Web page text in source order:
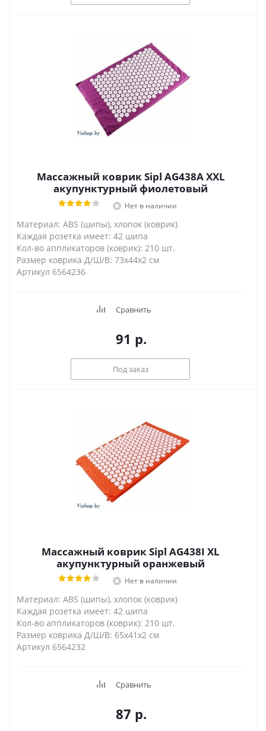
Массажный коврик Sipl AG438А XXL
акупунктурный фиолетовый
Нет в наличии
Материал: ABS (шипы), хлопок (коврик)
Каждая розетка имеет: 42 шипа
Кол-во аппликаторов (коврик): 210 шт.
Размер коврика Д/Ш/В: 73х44х2 см
Артикул 6564236
Сравнить
91 р.
Под заказ
Массажный коврик Sipl AG438I XL
акупунктурный оранжевый
Нет в наличии
Материал: ABS (шипы), хлопок (коврик)
Каждая розетка имеет: 42 шипа
Кол-во аппликаторов (коврик): 210 шт.
Размер коврика Д/Ш/В: 65х41х2 см
Артикул 6564232
Сравнить
87 р.